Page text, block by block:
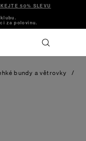
50% SLEVU
za polovinu.
bundy a větrovky
/